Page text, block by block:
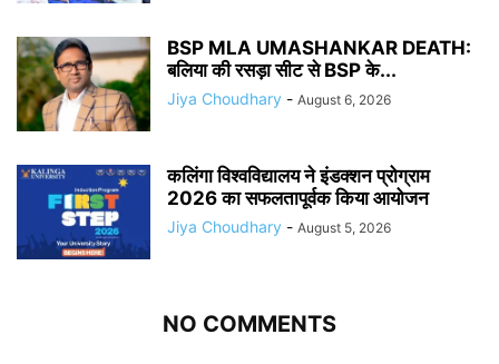
BSP MLA UMASHANKAR DEATH:
बलिया की रसड़ा सीट से BSP के...
Jiya Choudhary - August 6, 2026
कलिंगा विश्वविद्यालय ने इंडक्शन प्रोग्राम
2026 का सफलतापूर्वक किया आयोजन
Jiya Choudhary - August 5, 2026
NO COMMENTS